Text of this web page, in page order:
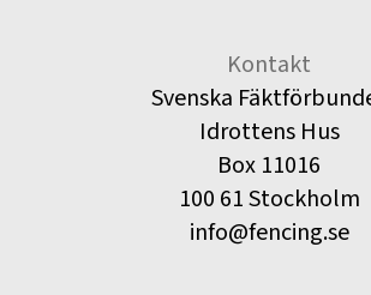
Kontakt
Svenska
Idrottens Hus
Box 11016
100 61 Stockholm
info@fencing.se